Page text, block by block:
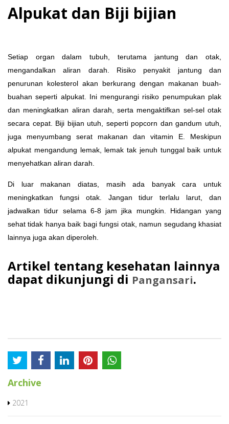
Alpukat dan Biji bijian
Setiap organ dalam tubuh, terutama jantung dan otak,
mengandalkan aliran darah. Risiko penyakit jantung dan
penurunan kolesterol akan berkurang dengan makanan buah-
buahan seperti alpukat. Ini mengurangi risiko penumpukan plak
dan meningkatkan aliran darah, serta mengaktifkan sel-sel otak
secara cepat. Biji bijian utuh, seperti popcorn dan gandum utuh,
juga menyumbang serat makanan dan vitamin E. Meskipun
alpukat mengandung lemak, lemak tak jenuh tunggal baik untuk
menyehatkan aliran darah.
Di luar makanan diatas, masih ada banyak cara untuk
meningkatkan fungsi otak. Jangan tidur terlalu larut, dan
jadwalkan tidur selama 6-8 jam jika mungkin. Hidangan yang
sehat tidak hanya baik bagi fungsi otak, namun segudang khasiat
lainnya juga akan diperoleh.
Artikel tentang kesehatan lainnya
dapat dikunjungi di Pangansari.
Archive
2021